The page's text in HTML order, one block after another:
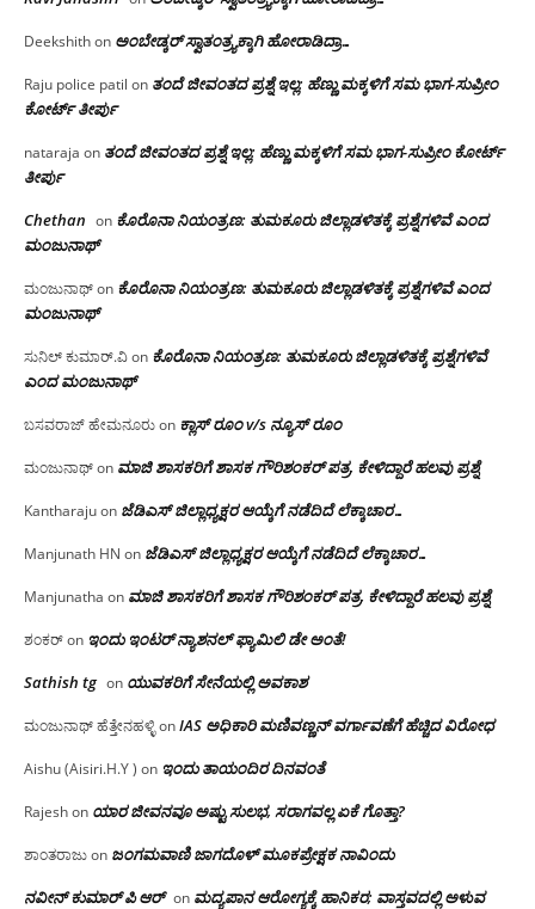
Deekshithon ಅಂಬೇಡ್ಕರ್ ಸ್ವಾತಂತ್ರ್ಯಕ್ಕಾಗಿ ಹೋರಾಡಿದ್ರಾ…
Raju police patil on ತಂದೆ ಜೀವಂತದ ಪ್ರಶ್ನೆ ಇಲ್ಲ: ಹೆಣ್ಣು ಮಕ್ಕಳಿಗೆ ಸಮ ಭಾಗ-ಸುಪ್ರೀಂ
ಕೋರ್ಟ್ ತೀರ್ಪು
nataraja on ತಂದೆ ಜೀವಂತದ ಪ್ರಶ್ನೆ ಇಲ್ಲ: ಹೆಣ್ಣು ಮಕ್ಕಳಿಗೆ ಸಮ ಭಾಗ-ಸುಪ್ರೀಂ ಕೋರ್ಟ್
ತೀರ್ಪು
Chethan on ಕೊರೊನಾ ನಿಯಂತ್ರಣ: ತುಮಕೂರು ಜಿಲ್ಲಾಡಳಿತಕ್ಕೆ ಪ್ರಶ್ನೆಗಳಿವೆ ಎಂದ
ಮಂಜು‌ನಾಥ್
ಮಂಜುನಾಥ್on ಕೊರೊನಾ ನಿಯಂತ್ರಣ: ತುಮಕೂರು ಜಿಲ್ಲಾಡಳಿತಕ್ಕೆ ಪ್ರಶ್ನೆಗಳಿವೆ ಎಂದ
ಮಂಜು‌ನಾಥ್
ಸುನಿಲ್ ಕುಮಾರ್.ವಿon ಕೊರೊನಾ ನಿಯಂತ್ರಣ: ತುಮಕೂರು ಜಿಲ್ಲಾಡಳಿತಕ್ಕೆ ಪ್ರಶ್ನೆಗಳಿವೆ
ಎಂದ ಮಂಜು‌ನಾಥ್
ಬಸವರಾಜ್ ಹೇಮನೂರುon ಕ್ಲಾಸ್ ರೂಂ v/s ನ್ಯೂಸ್ ರೂಂ
ಮಂಜುನಾಥ್on ಮಾಜಿ ಶಾಸಕರಿಗೆ ಶಾಸಕ ಗೌರಿಶಂಕರ್ ಪತ್ರ, ಕೇಳಿದ್ದಾರೆ ಹಲವು ಪ್ರಶ್ನೆ
Kantharajuon ಜೆಡಿಎಸ್ ಜಿಲ್ಲಾಧ್ಯಕ್ಷರ ಆಯ್ಕೆಗೆ ನಡೆದಿದೆ ಲೆಕ್ಕಾಚಾರ…
Manjunath HN on ಜೆಡಿಎಸ್ ಜಿಲ್ಲಾಧ್ಯಕ್ಷರ ಆಯ್ಕೆಗೆ ನಡೆದಿದೆ ಲೆಕ್ಕಾಚಾರ…
Manjunatha on ಮಾಜಿ ಶಾಸಕರಿಗೆ ಶಾಸಕ ಗೌರಿಶಂಕರ್ ಪತ್ರ, ಕೇಳಿದ್ದಾರೆ ಹಲವು ಪ್ರಶ್ನೆ
ಶಂಕರ್on ಇಂದು ಇಂಟರ್ ನ್ಯಾಶನಲ್ ಫ್ಯಾಮಿಲಿ ಡೇ ಅಂತೆ!
Sathish tg on ಯುವಕರಿಗೆ ಸೇನೆಯಲ್ಲಿ ಅವಕಾಶ
ಮಂಜುನಾಥ್ ಹೆತ್ತೇನಹಳ್ಳಿonIAS ಅಧಿಕಾರಿ ಮಣಿವಣ್ಣನ್ ವರ್ಗಾವಣೆಗೆ ಹೆಚ್ಚಿದ‌ ವಿರೋಧ
Aishu (Aisiri.H.Y ) on ಇಂದು ತಾಯಂದಿರ ದಿನವಂತೆ
Rajeshon ಯಾರ ಜೀವನವೂ ಅಷ್ಟು ಸುಲಭ, ಸರಾಗವಲ್ಲ ಏಕೆ ಗೊತ್ತಾ?
ಶಾಂತರಾಜುon ಜಂಗಮವಾಣಿ ಜಾಗದೊಳ್ ಮೂಕಪ್ರೇಕ್ಷಕ ನಾವಿಂದು
ನವೀನ್ ಕುಮಾರ್ ಪಿ ಆರ್ on ಮದ್ಯಪಾನ ಆರೋಗ್ಯಕ್ಕೆ ಹಾನಿಕರ; ವಾಸ್ತವದಲ್ಲಿ ಅಳುವ